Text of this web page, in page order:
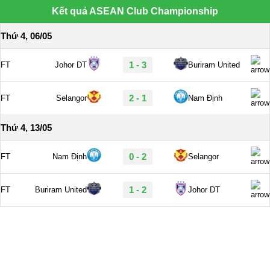
Kết quả ASEAN Club Championship
Thứ 4, 06/05
FT Johor DT 1 - 3 Buriram United
FT Selangor 2 - 1 Nam Định
Thứ 4, 13/05
FT Nam Định 0 - 2 Selangor
FT Buriram United 1 - 2 Johor DT